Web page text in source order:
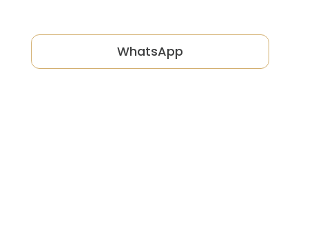
WhatsApp